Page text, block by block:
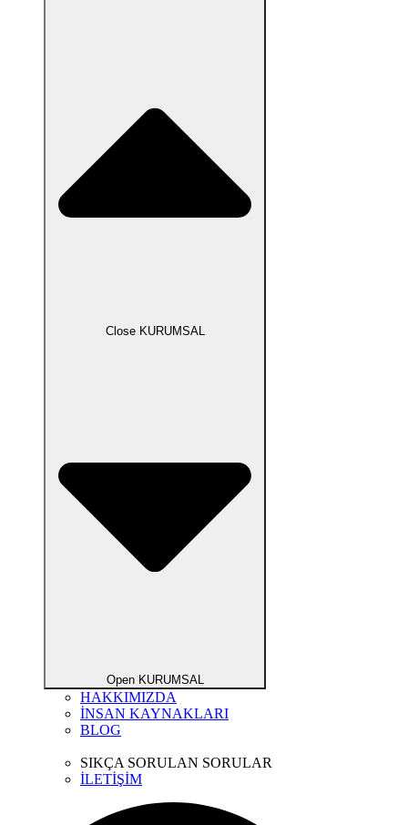
Close KURUMSAL
Open KURUMSAL
HAKKIMIZDA
İNSAN KAYNAKLARI
BLOG
SIKÇA SORULAN SORULAR
İLETİŞİM